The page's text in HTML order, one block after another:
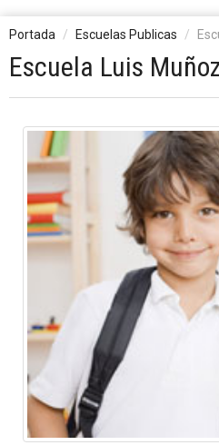
Portada Escuelas Publicas
Escuela Luis